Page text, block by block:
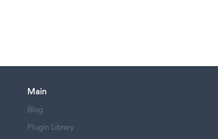
Main
Blog
Plugin Library